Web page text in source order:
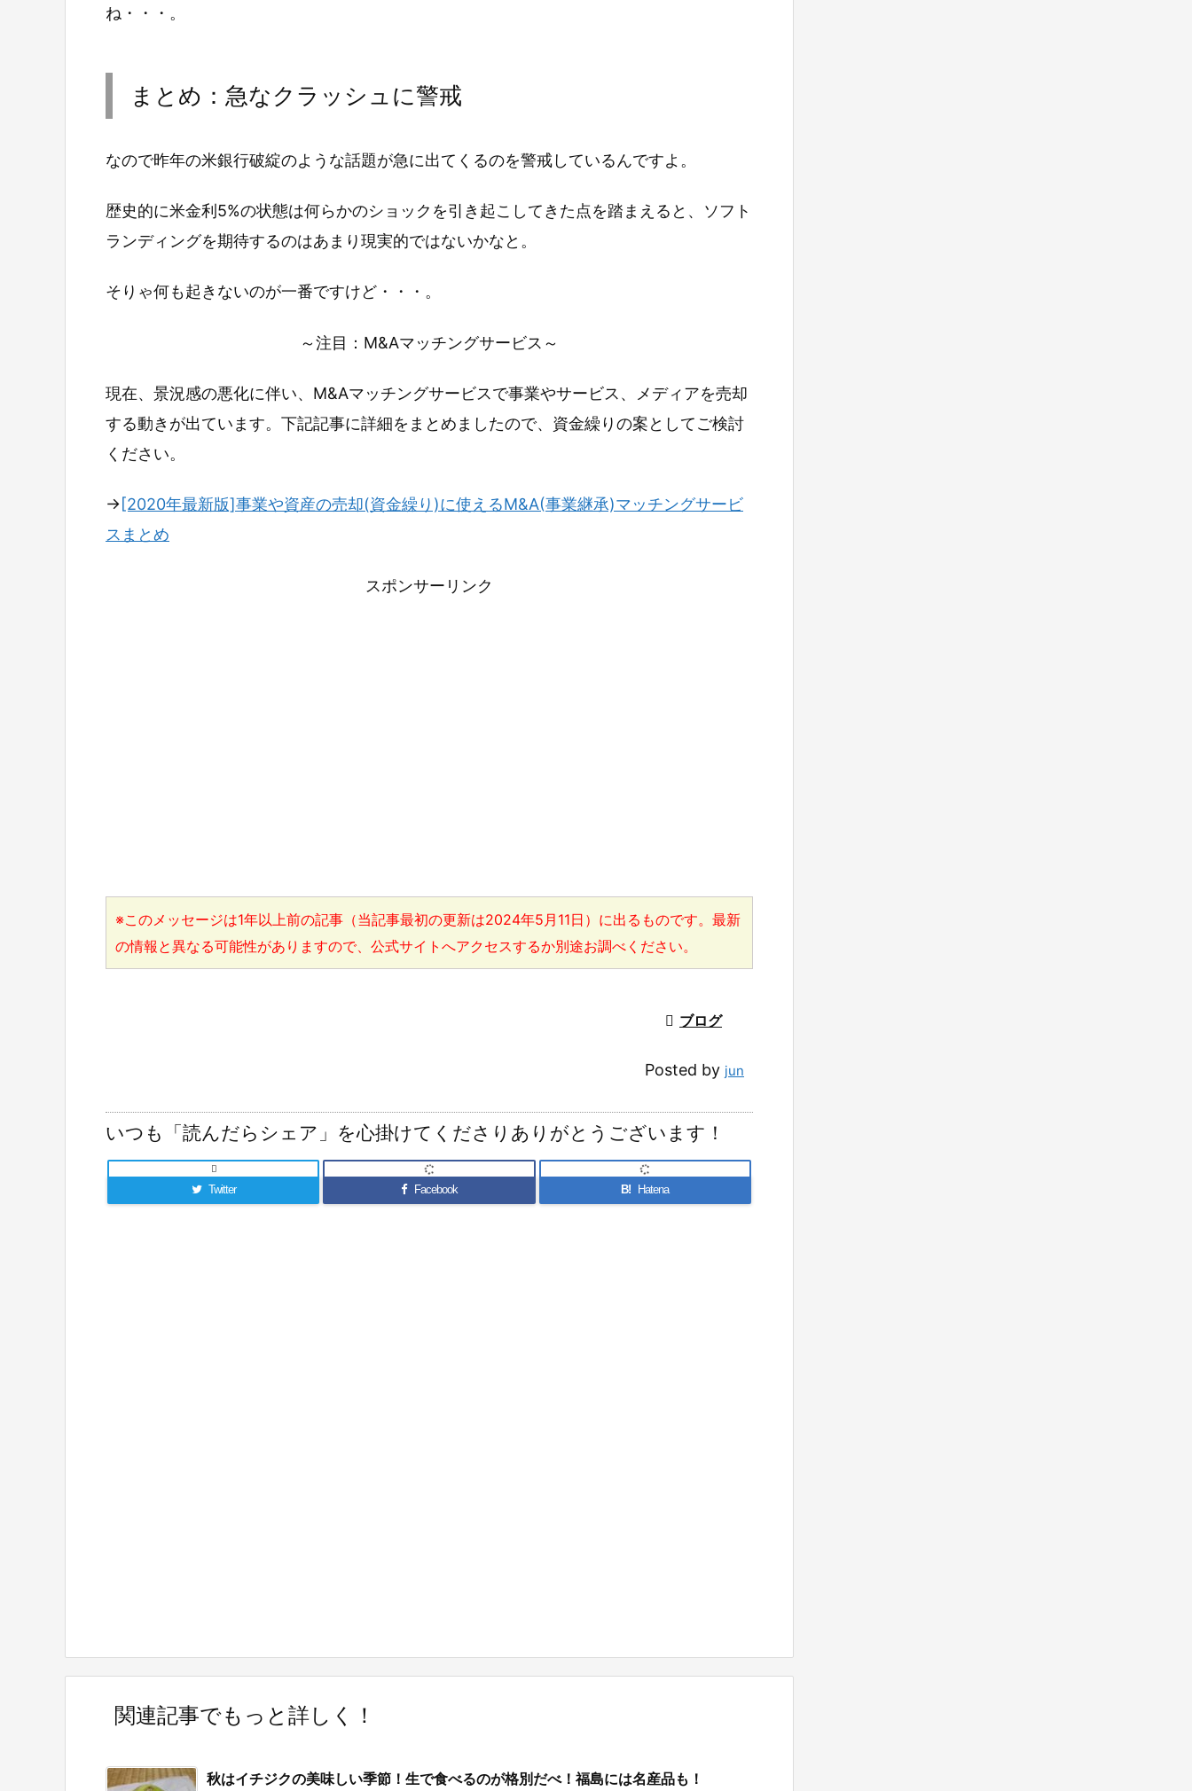
ね・・・。
まとめ：急なクラッシュに警戒
なので昨年の米銀行破綻のような話題が急に出てくるのを警戒しているんですよ。
歴史的に米金利5%の状態は何らかのショックを引き起こしてきた点を踏まえると、ソフト
ランディングを期待するのはあまり現実的ではないかなと。
そりゃ何も起きないのが一番ですけど・・・。
～注目：M&Aマッチングサービス～
現在、景況感の悪化に伴い、M&Aマッチングサービスで事業やサービス、メディアを売却
する動きが出ています。下記記事に詳細をまとめましたので、資金繰りの案としてご検討
ください。
→[2020年最新版]事業や資産の売却(資金繰り)に使えるM&A(事業継承)マッチングサービ
スまとめ
スポンサーリンク
※このメッセージは1年以上前の記事（当記事最初の更新は2024年5月11日）に出るものです。最新
の情報と異なる可能性がありますので、公式サイトへアクセスするか別途お調べください。
 ブログ
Posted by jun
いつも「読んだらシェア」を心掛けてくださりありがとうございます！
Twitter

Facebook B! Hatena
関連記事でもっと詳しく！
秋はイチジクの美味しい季節！生で食べるのが格別だべ！福島には名産品も！